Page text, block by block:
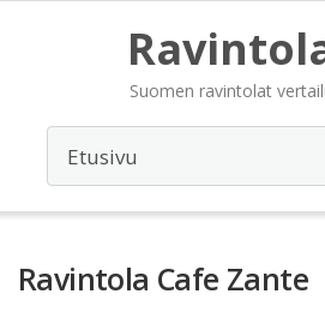
Suomen ravintolat
Ravintola Cafe Zante